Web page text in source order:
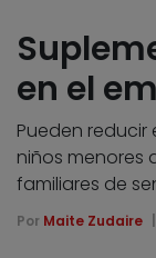
en el
Pueden reducir
niños menores
familiares de
Por Maite Zudaire